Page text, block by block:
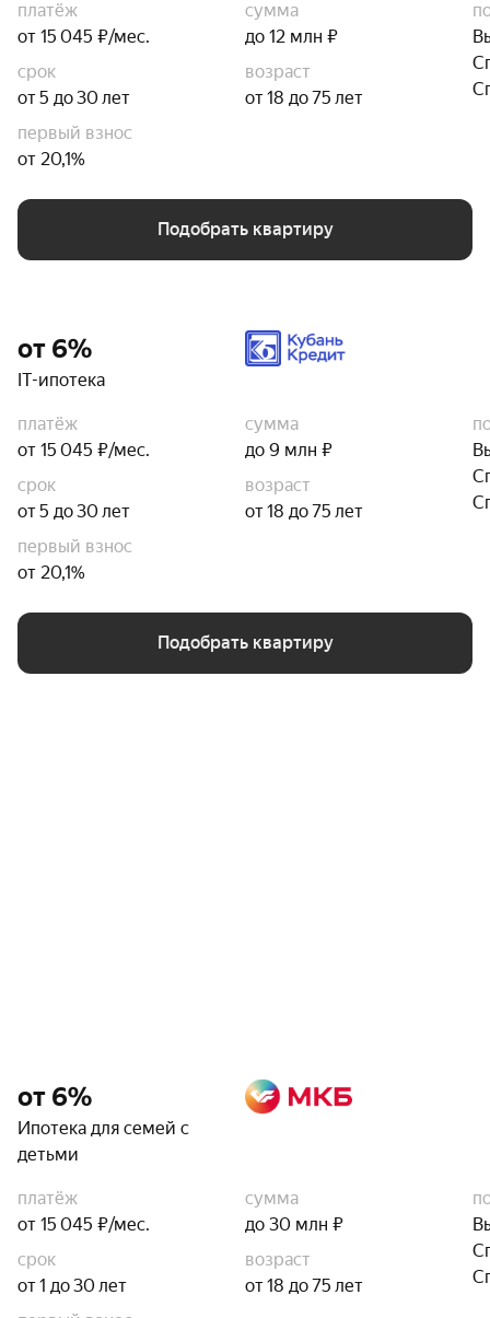
платёж
от 15 045 ₽/мес.
сумма
до 12 млн ₽
срок
от 5 до 30 лет
возраст
от 18 до 75 лет
первый взнос
от 20,1%
Подобрать квартиру
от 6%
IT-ипотека
платёж
от 15 045 ₽/мес.
сумма
до 9 млн ₽
срок
от 5 до 30 лет
возраст
от 18 до 75 лет
первый взнос
от 20,1%
Подобрать квартиру
от 6%
Ипотека для семей с
детьми
платёж
от 15 045 ₽/мес.
сумма
до 30 млн ₽
срок
от 1 до 30 лет
возраст
от 18 до 75 лет